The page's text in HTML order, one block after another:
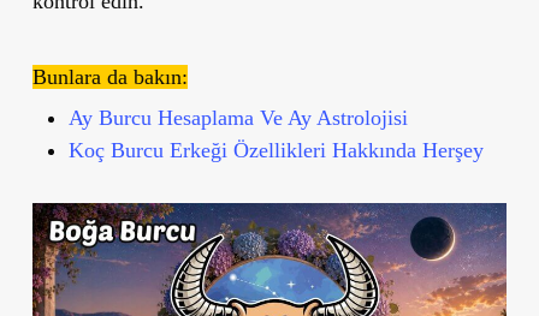
Bunlara da bakın:
Ay Burcu Hesaplama Ve Ay Astrolojisi
Koç Burcu Erkeği Özellikleri Hakkında Herşey